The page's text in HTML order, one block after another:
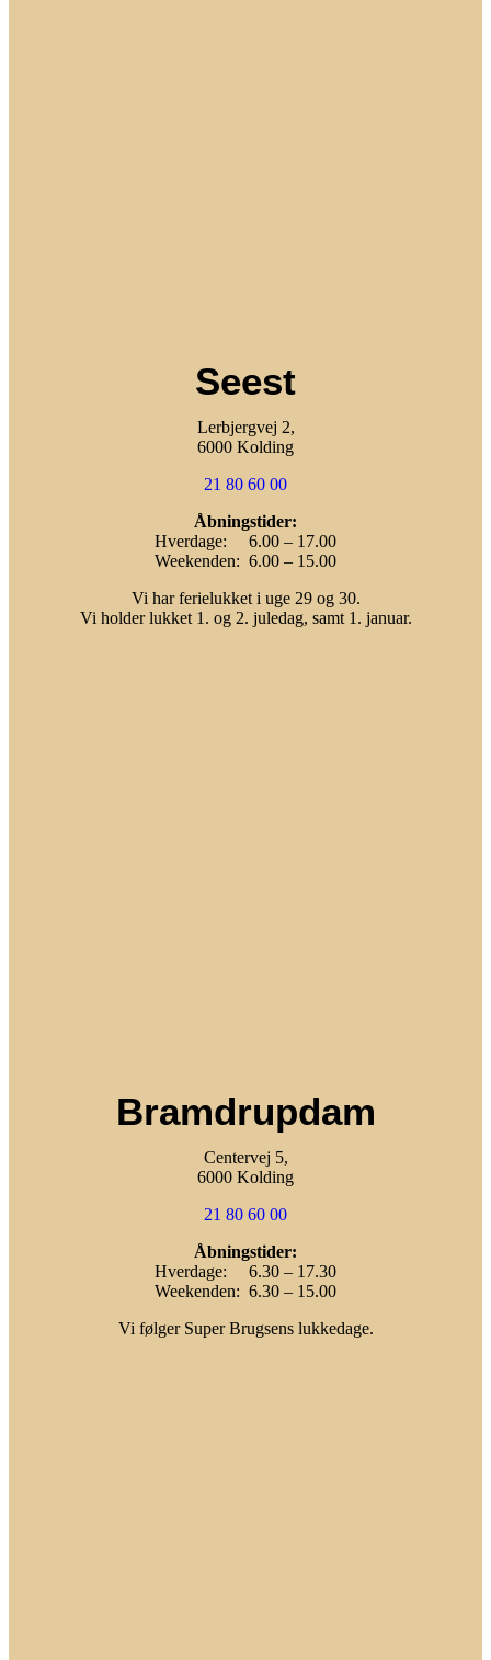
Seest
Lerbjergvej 2,
6000 Kolding
21 80 60 00
Åbningstider:
Hverdage: 6.00 – 17.00
Weekenden: 6.00 – 15.00
Vi har ferielukket i uge 29 og 30.
Vi holder lukket 1. og 2. juledag, samt 1. januar.
Bramdrupdam
Centervej 5,
6000 Kolding
21 80 60 00
Åbningstider:
Hverdage: 6.30 – 17.30
Weekenden: 6.30 – 15.00
Vi følger Super Brugsens lukkedage.